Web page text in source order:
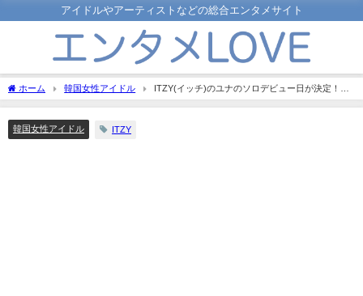
アイドルやアーティストなどの総合エンタメサイト
ホーム 韓国女性アイドル
ITZY(イッチ)のユナのソロデビュー日が決定！詳
細を調べてみた！
韓国女性アイドル ITZY